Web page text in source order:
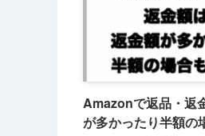
Amazonで返品・返
が多かったり半額の